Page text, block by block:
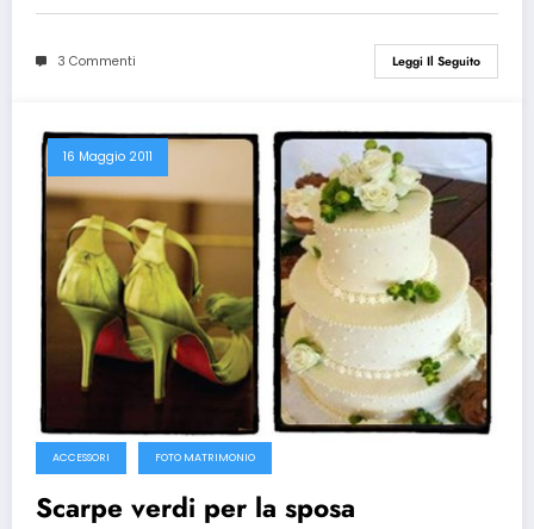
3 Commenti Leggi Il Seguito
16 Maggio 2011
ACCESSORI FOTO MATRIMONIO
Scarpe verdi per la sposa